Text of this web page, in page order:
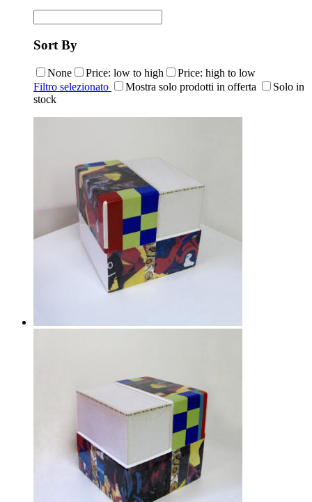
Sort By
None Price: low to high
Price: high to low
Filtro selezionato
Mostra solo prodotti in offerta
Solo in
stock